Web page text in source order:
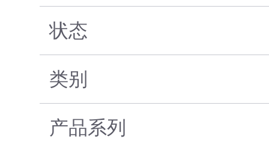
状态
类别
产品系列